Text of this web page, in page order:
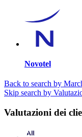
Novotel
Back to search by
Skip search by
Valutazioni dei